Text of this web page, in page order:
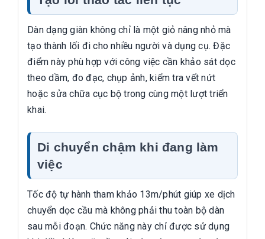
Dàn dạng giàn không chỉ là một giỏ nâng nhỏ mà
tạo thành lối đi cho nhiều người và dụng cụ. Đặc
điểm này phù hợp với công việc cần khảo sát dọc
theo dầm, đo đạc, chụp ảnh, kiểm tra vết nứt
hoặc sửa chữa cục bộ trong cùng một lượt triển
khai.
Di chuyển chậm khi đang làm
việc
Tốc độ tự hành tham khảo 13m/phút giúp xe dịch
chuyển dọc cầu mà không phải thu toàn bộ dàn
sau mỗi đoạn. Chức năng này chỉ được sử dụng